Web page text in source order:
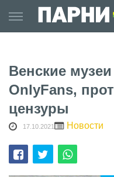
to
content
Венские
OnlyFans,
цензуры
17.10.2021 Новости